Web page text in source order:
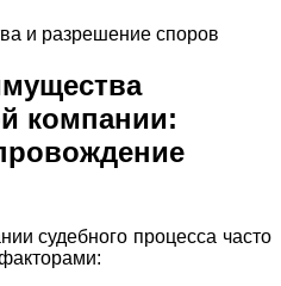
компании:
судебного процесса часто